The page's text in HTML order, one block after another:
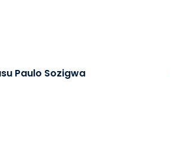
Paulo Sozigwa